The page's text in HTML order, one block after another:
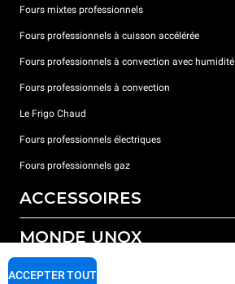
Fours mixtes professionnels
Fours professionnels à cuisson accélérée
Fours professionnels à convection avec humidité
Fours professionnels à convection
Le Frigo Chaud
Fours professionnels électriques
Fours professionnels gaz
ACCESSOIRES
Tous les accessoires
Détergents pour lavage automatique
MONDE UNOX
Nos bureaux dans le monde
SUPPORT
ACCEPTER TOUT